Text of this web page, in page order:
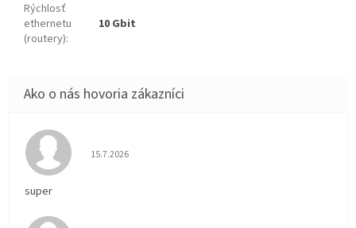
Rýchlosť
ethernetu
(routery):
10 Gbit
Hodnotenie obchodu je 5 z 5 hviezdičiek.
15.7.2026
super